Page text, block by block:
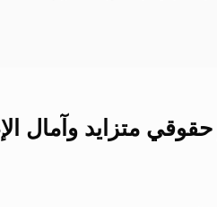
متزايد وآمال